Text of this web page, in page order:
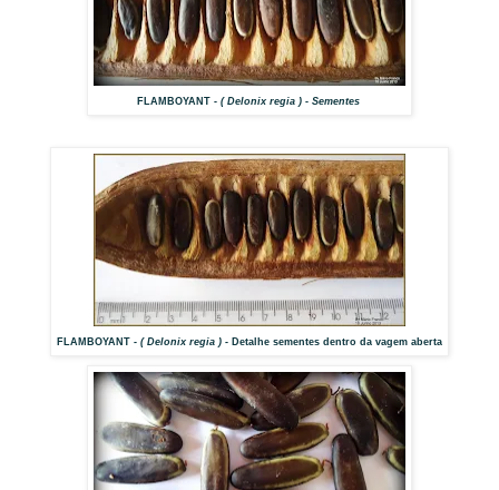
FLAMBOYANT- ( Delonix regia ) - Sementes
FLAMBOYANT - ( Delonix regia ) - Detalhe sementes dentro da vagem aberta